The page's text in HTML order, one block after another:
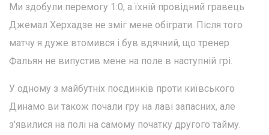
Ми здобули перемогу 1:0, а їхній провідний гравець
Джемал Херхадзе не зміг мене обіграти. Після того
матчу я дуже втомився і був вдячний, що тренер
Фальян не випустив мене на поле в наступній грі.
У одному з майбутніх поєдинків проти київського
Динамо ви також почали гру на лаві запасних, але
з'явилися на полі на самому початку другого тайму.